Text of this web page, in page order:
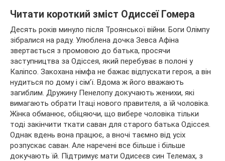
Читати короткий зміст Одиссеї Гомера
Десять років минуло після Троянської війни. Боги Олімпу
зібралися на раду. Улюблена дочка Зевса Афіна
звертається з промовою до батька, просячи
заступництва за Одіссея, який перебуває в полоні у
Каліпсо. Закохана німфа не бажає відпускати героя, а він
нудиться по дому і сім’ї. Вдома ж його вважають
загиблим. Дружину Пенелопу докучають женихи, які
вимагають обрати Ітаці нового правителя, а їй чоловіка.
Жінка обманює, обіцяючи, що вибере чоловіка тільки
тоді закінчити ткати саван для старого батька Одіссея.
Однак вдень вона працює, а вночі таємно від усіх
розпускає саван. Але наречені все більше і більше
докучають їй. Підтримує мати Одисеєв син Телемах, з